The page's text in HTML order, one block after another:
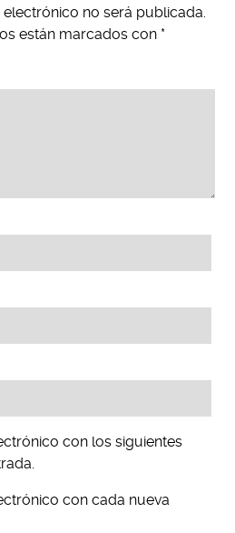
no será publicada.
están marcados con *
con los siguientes
con cada nueva